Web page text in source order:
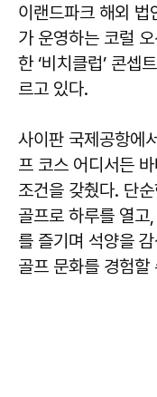
이랜드파크 해외
가 운영하는 코럴
한 ‘비치클럽’ 콘셉
르고 있다.
사이판 국제공항에
프 코스 어디서든
조건을 갖췄다. 단
골프로 하루를 열
를 즐기며 석양을
골프 문화를 경험할